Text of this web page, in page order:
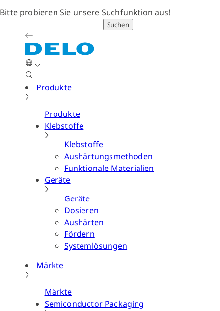
Bitte probieren Sie unsere Suchfunktion aus!
Suchen
Produkte
Produkte
Klebstoffe
Klebstoffe
Aushärtungsmethoden
Funktionale Materialien
Geräte
Geräte
Dosieren
Aushärten
Fördern
Systemlösungen
Märkte
Märkte
Semiconductor Packaging